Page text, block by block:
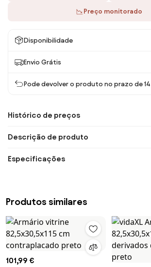
Preço monitorado
Disponibilidade
Envio Grátis
Pode devolver o produto no prazo de
Histórico de preços
Descrição de produto
Especificações
Produtos similares
101,99 €